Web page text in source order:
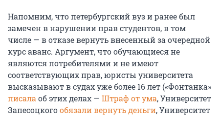
Напомним, что петербургский вуз и ранее был
замечен в нарушении прав студентов, в том
числе — в отказе вернуть внесенный за очередной
курс аванс. Аргумент, что обучающиеся не
являются потребителями и не имеют
соответствующих прав, юристы университета
высказывают в судах уже более 16 лет («Фонтанка»
писалаоб этих делах — Штраф от ума, Университет
Запесоцкогообязали вернуть деньги, Университет